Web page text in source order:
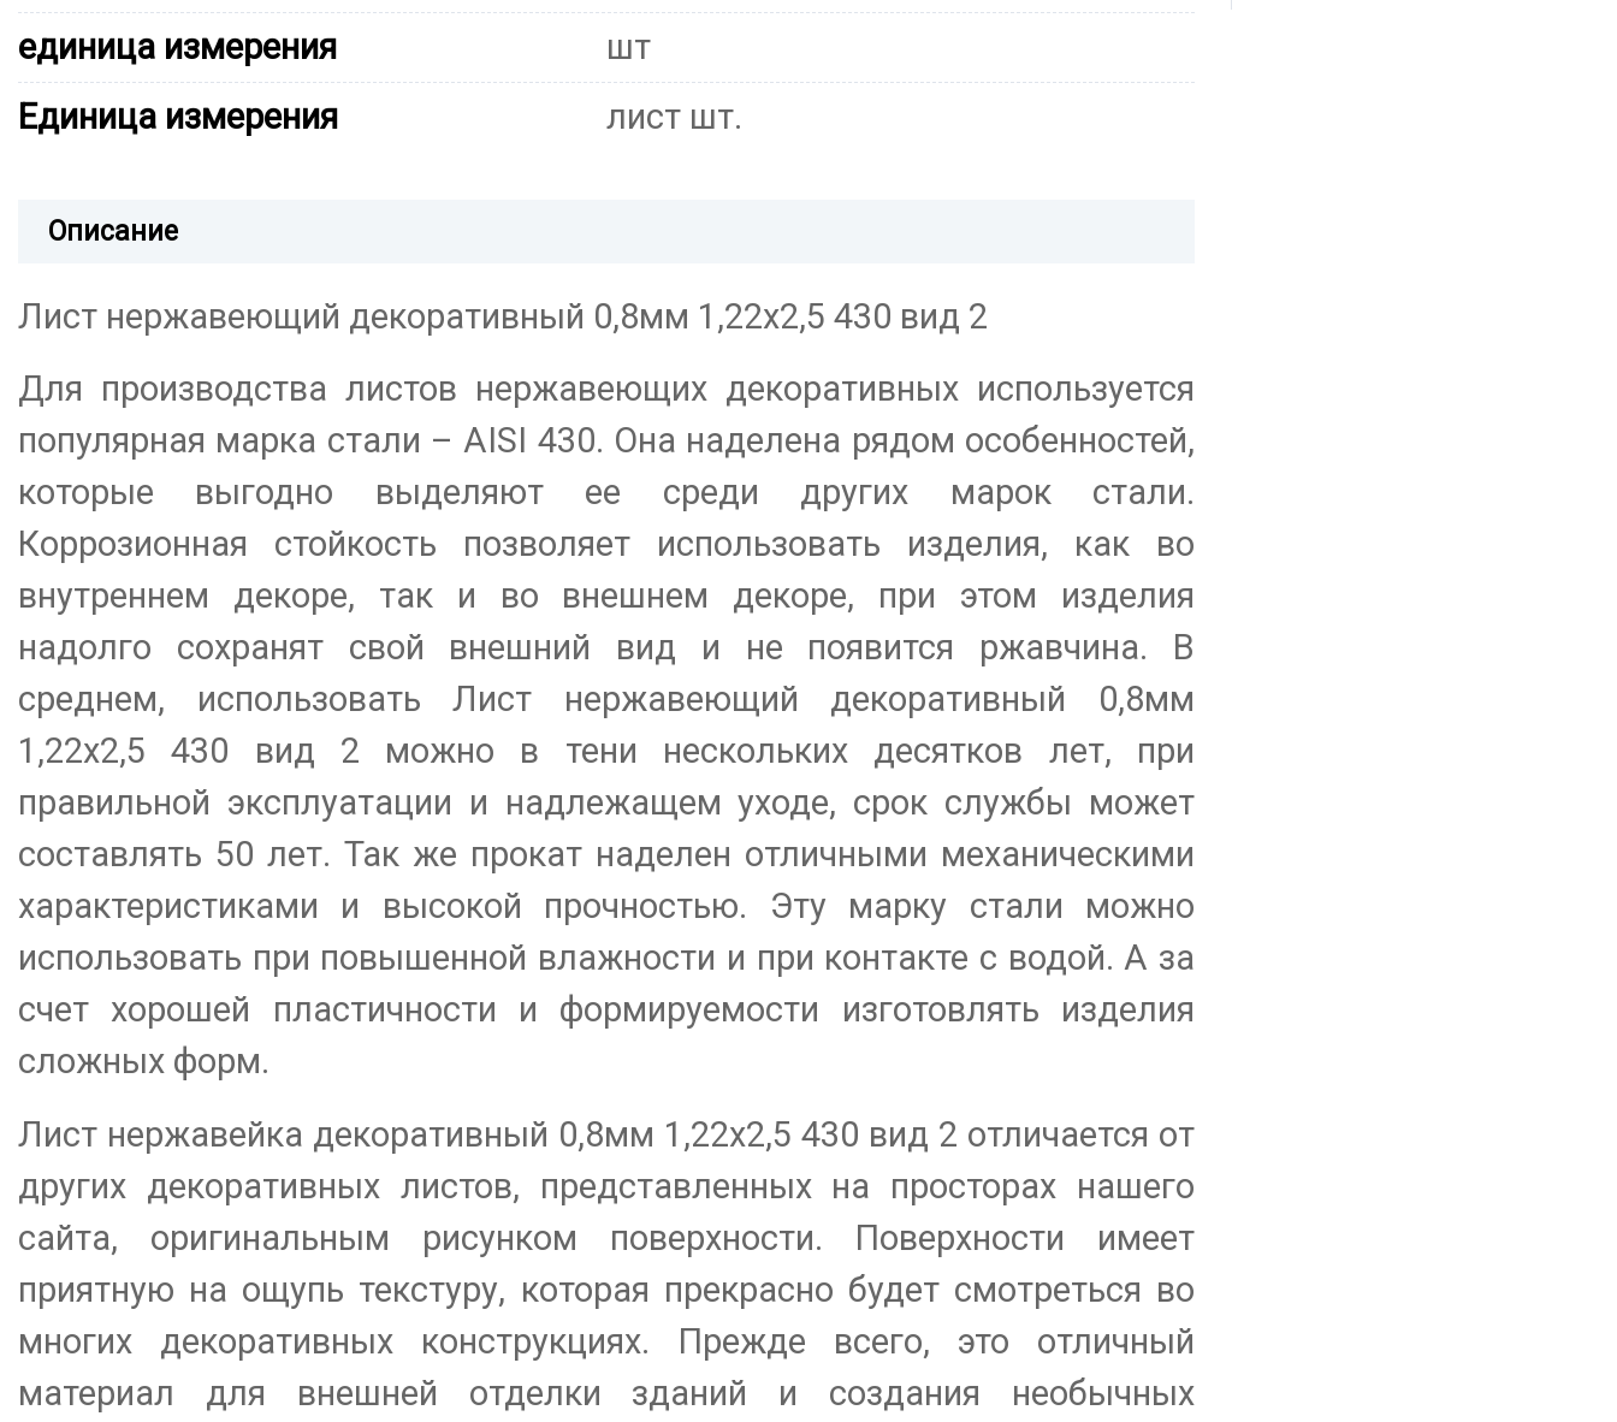
единица измерения
шт
Единица измерения
лист шт.
Описание
Лист нержавеющий декоративный 0,8мм 1,22х2,5 430 вид 2
Для производства листов нержавеющих декоративных используется
популярная марка стали – AISI 430. Она наделена рядом особенностей,
которые выгодно выделяют ее среди других марок стали.
Коррозионная стойкость позволяет использовать изделия, как во
внутреннем декоре, так и во внешнем декоре, при этом изделия
надолго сохранят свой внешний вид и не появится ржавчина. В
среднем, использовать Лист нержавеющий декоративный 0,8мм
1,22х2,5 430 вид 2 можно в тени нескольких десятков лет, при
правильной эксплуатации и надлежащем уходе, срок службы может
составлять 50 лет. Так же прокат наделен отличными механическими
характеристиками и высокой прочностью. Эту марку стали можно
использовать при повышенной влажности и при контакте с водой. А за
счет хорошей пластичности и формируемости изготовлять изделия
сложных форм.
Лист нержавейка декоративный 0,8мм 1,22х2,5 430 вид 2 отличается от
других декоративных листов, представленных на просторах нашего
сайта, оригинальным рисунком поверхности. Поверхности имеет
приятную на ощупь текстуру, которая прекрасно будет смотреться во
многих декоративных конструкциях. Прежде всего, это отличный
материал для внешней отделки зданий и создания необычных